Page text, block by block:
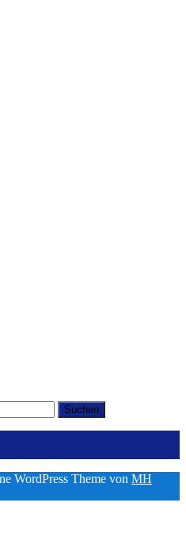
WordPress Theme von MH